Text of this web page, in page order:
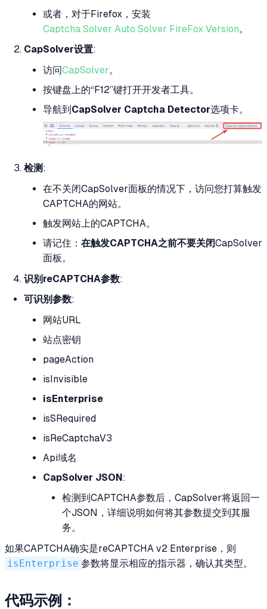
或者，对于Firefox，安装
Captcha Solver Auto Solver FireFox Version。
CapSolver设置:
访问CapSolver。
按键盘上的“F12”键打开开发者工具。
导航到CapSolver Captcha Detector选项卡。
检测 :
在不关闭CapSolver面板的情况下，访问您打算触发
CAPTCHA的网站。
触发网站上的CAPTCHA。
请记住： 在触发CAPTCHA之前不要关闭CapSolver
面板。
识别reCAPTCHA参数:
可识别参数:
网站URL
站点密钥
pageAction
isInvisible
isEnterprise
isSRequired
isReCaptchaV3
Api域名
CapSolver JSON:
检测到CAPTCHA参数后，CapSolver将返回一
个JSON，详细说明如何将其参数提交到其服
务。
如果CAPTCHA确实是reCAPTCHA v2 Enterprise，则
isEnterprise 参数将显示相应的指示器，确认其类型。
代码示例：